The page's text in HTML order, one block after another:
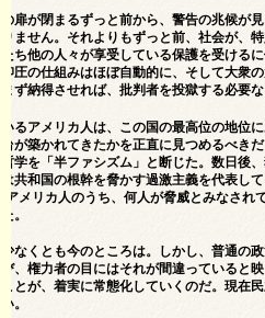
扉が閉まるずっと前から、警告の兆候が
ません。それよりもずっと前、社会が、
ち他の人々が享受している保護を受ける
圧の仕組みはほぼ自動的に、そして大衆
ず納得させれば、批判者を投獄する必要な
るアメリカ人は、この国の最高位の地位
が築かれてきたかを正直に見つめるべき
学を「半ファシズム」と断じた。数日後
共和国の根幹を脅かす過激主義を代表し
メリカ人のうち、何人が脅威とみなされ
。
なくとも今のところは。しかし、普通の
、権力者の目にはそれが間違っていると
とが、着実に常態化していくのだ。現在
。